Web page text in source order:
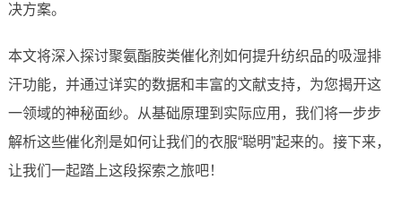
决方案。
本文将深入探讨聚氨酯胺类催化剂如何提升纺织品的吸湿排
汗功能，并通过详实的数据和丰富的文献支持，为您揭开这
一领域的神秘面纱。从基础原理到实际应用，我们将一步步
解析这些催化剂是如何让我们的衣服“聪明”起来的。接下来，
让我们一起踏上这段探索之旅吧！